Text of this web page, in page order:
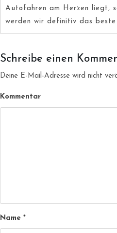
Autofahren am Herzen liegt,
werden wir definitiv das beste
Schreibe einen
Deine E-Mail-Adresse wird nicht
Kommentar
Name *